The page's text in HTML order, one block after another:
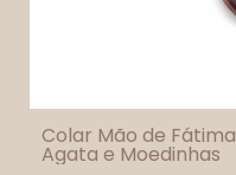
Colar Mão de Fátima
Agata e Moedinhas